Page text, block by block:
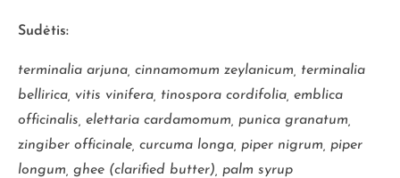
Sudėtis:
terminalia arjuna, cinnamomum zeylanicum, terminalia
bellirica, vitis vinifera, tinospora cordifolia, emblica
officinalis, elettaria cardamomum, punica granatum,
zingiber officinale, curcuma longa, piper nigrum, piper
longum, ghee (clarified butter), palm syrup